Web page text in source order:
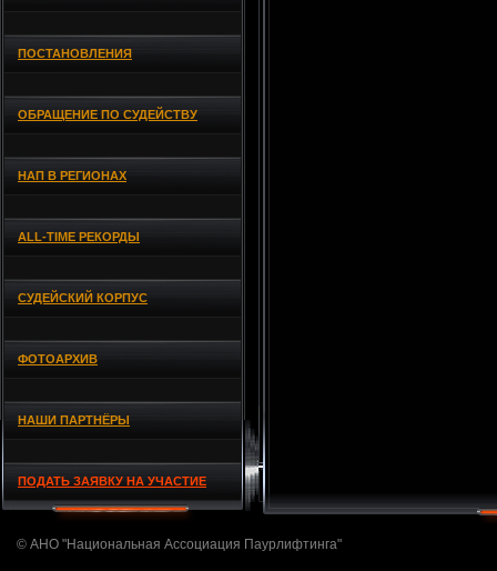
ПОСТАНОВЛЕНИЯ
ОБРАЩЕНИЕ ПО СУДЕЙСТВУ
НАП В РЕГИОНАХ
ALL-TIME РЕКОРДЫ
СУДЕЙСКИЙ КОРПУС
ФОТОАРХИВ
НАШИ ПАРТНЁРЫ
ПОДАТЬ ЗАЯВКУ НА УЧАСТИЕ
© АНО "Национальная Ассоциация Паурлифтинга"